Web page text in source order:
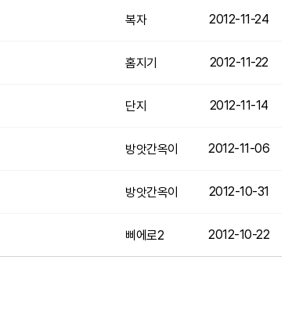
복자 2012-11-24
홈지기 2012-11-22
단지 2012-11-14
방앗간옥이 2012-11-06
방앗간옥이 2012-10-31
삐에로2 2012-10-22